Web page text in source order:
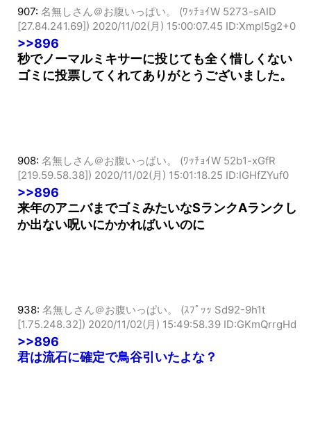
907: 名無しさん＠お腹いっぱい。 (ﾜｯﾁｮｲW 5273-sAID
[27.84.241.69]) 2020/11/02(月) 15:00:07.45 ID:Xmpl5g2+0
>>896
秒でノーマルミキサーに投じても全く惜しくない
ゴミに投票してくれてありがとうございました。
908: 名無しさん＠お腹いっぱい。 (ﾜｯﾁｮｲW 52b1-xGfR
[219.59.58.38]) 2020/11/02(月) 15:01:18.25 ID:IGHfZYuf0
>>896
来年のアニバまでゴミみたいなSランクAランクし
か出ない呪いにかかればいいのに
938: 名無しさん＠お腹いっぱい。 (ｽﾌﾟｯｯ Sd92-9h1t
[1.75.248.32]) 2020/11/02(月) 15:49:58.39 ID:GKmQrrgHd
>>896
君は流石に確定で鳥谷引いたよな？